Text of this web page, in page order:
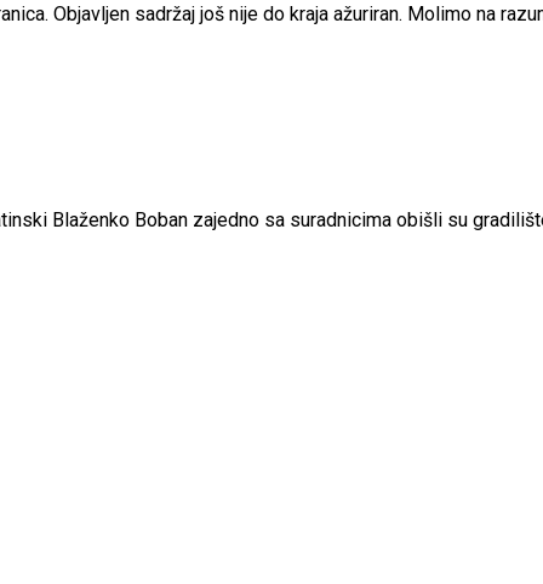
Objavljen sadržaj još nije do kraja ažuriran. Molimo na
Blaženko Boban zajedno sa suradnicima obišli su